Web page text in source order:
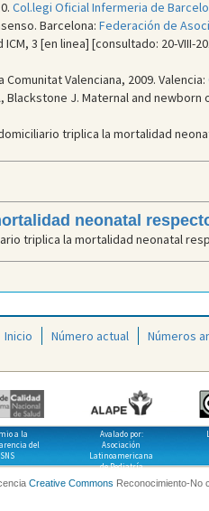
Col.legi Oficial Infermeria de
Barcelona: Federación de
3 [en linea] [consultado: 20-VIII-
Valenciana, 2009. Valencia:
Blackstone J. Maternal and
triplica la mortalidad
neonatal
triplica la mortalidad neonatal
Inicio Número actual Números
a la
del
SNS
Avalado por:
Asociación
Latinoamericana
de Pediatría
Creative Commons Reconocimiento-No